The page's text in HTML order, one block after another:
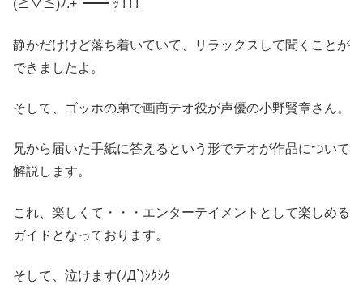
(≧▽≦)ﾉ.+ﾟ━━ ｯ ! ! !
静かだけけど落ち着いていて、リラックスして聞くことが
できましたよ。
そして、ゴッホの弟で画商テオ役が声優の小野賢章さん。
兄から届いた手紙に答えるという形でテオが作品について
解説します。
これ、楽しくて・・・エンターテイメントとして楽しめる
ガイドとなっております。
そして、泣けます(ﾉД`)ｼｸｼｸ